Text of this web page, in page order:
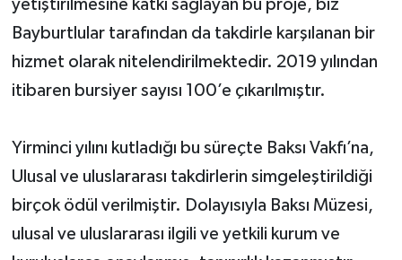
yetiştirilmesine katkı sağlayan bu proje, biz
Bayburtlular tarafından da takdirle karşılanan bir
hizmet olarak nitelendirilmektedir. 2019 yılından
itibaren bursiyer sayısı 100’e çıkarılmıştır.
Yirminci yılını kutladığı bu süreçte Baksı Vakfı’na,
Ulusal ve uluslararası takdirlerin simgeleştirildiği
birçok ödül verilmiştir. Dolayısıyla Baksı Müzesi,
ulusal ve uluslararası ilgili ve yetkili kurum ve